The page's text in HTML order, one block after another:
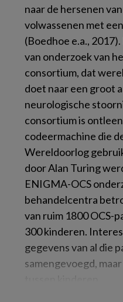
naar de hersenen
volwassenen met
(Boedhoe e.a.,
van onderzoek van
consortium, dat
doet naar een groot
neurologische
consortium is
codeermachine die
Wereldoorlog
door Alan Turing
ENIGMA-OCS
behandelcentra
van ruim 1800 OCS-
300 kinderen.
gegevens van al die
samengevoegd,